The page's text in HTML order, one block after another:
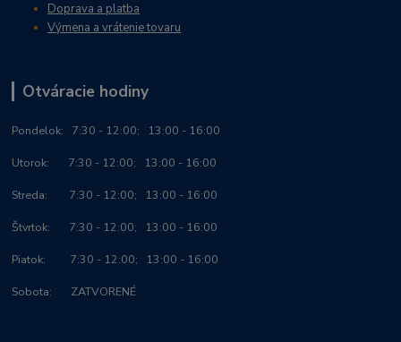
Doprava a platba
Výmena a vrátenie tovaru
Otváracie hodiny
Pondelok: 7:30 - 12:00; 13:00 - 16:00
Utorok: 7:30 - 12:00; 13:00 - 16:00
Streda: 7:30 - 12:00; 13:00 - 16:00
Štvrtok: 7:30 - 12:00; 13:00 - 16:00
Piatok: 7:30 - 12:00; 13:00 - 16:00
Sobota: ZATVORENÉ